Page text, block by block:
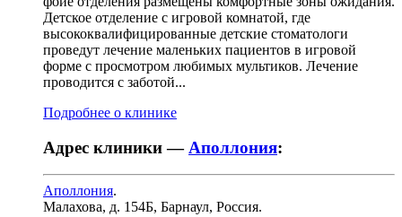
Детское отделение с игровой комнатой, где
высококвалифицированные детские стоматологи
проведут лечение маленьких пациентов в игровой
форме с просмотром любимых мультиков. Лечение
проводится с заботой...
Подробнее о клинике
Адрес клиники — Аполлония:
Аполлония.
Малахова, д. 154Б, Барнаул, Россия.